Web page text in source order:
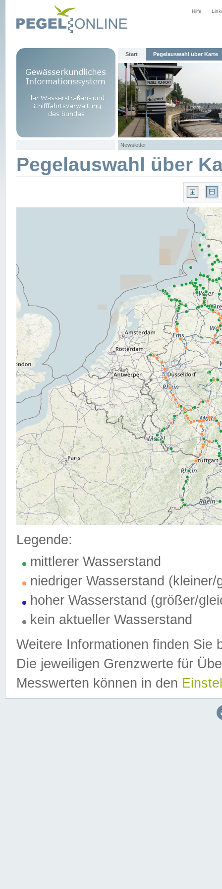
Hilfe
Start Pegelauswahl über Karte
Newsletter
Pegelauswahl über
Legende:
mittlerer Wasserstand
niedriger Wasserstand (kleiner/
hoher Wasserstand (größer/
kein aktueller Wasserstand
Weitere Informationen finden Sie
Die jeweiligen Grenzwerte für
Messwerten können in den